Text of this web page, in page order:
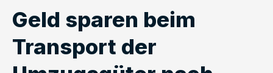
Geld sparen beim
Transport der